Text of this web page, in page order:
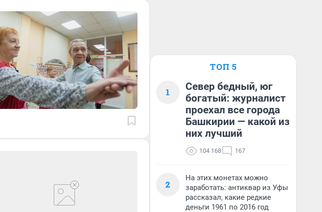
ТОП 5
1
Север бедный, юг
богатый: журналист
проехал все города
Башкирии — какой из
них лучший
104 168 167
2
На этих монетах можно
заработать: антиквар из Уфы
рассказал, какие редкие
деньги 1961 по 2016 год